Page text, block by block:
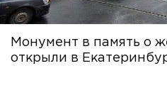
Монумент в память о
открыли в